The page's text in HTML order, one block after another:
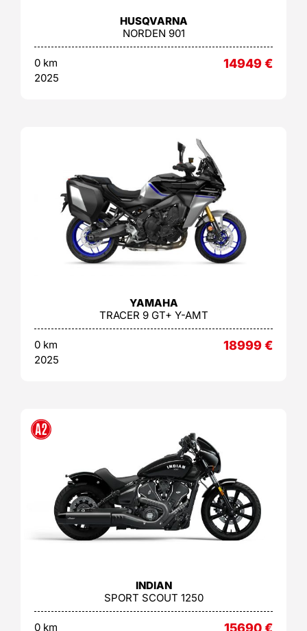
HUSQVARNA
NORDEN 901
0 km
2025
14949€
YAMAHA
TRACER 9 GT+ Y-AMT
0 km
2025
18999€
INDIAN
SPORT SCOUT 1250
0 km 15690€